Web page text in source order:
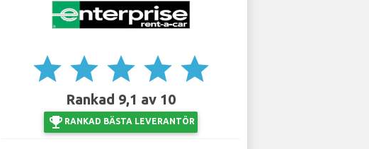
star star star star star
Rankad 9,1 av 10
emoji_events RANKAD BÄSTA LEVERANTÖR